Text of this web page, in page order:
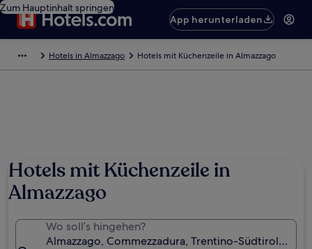
Zum Hauptinhalt springen
App herunterladen
Hotels in Almazzago Hotels mit Küchenzeile in Almazzago
Hotels mit Küchenzeile in
Almazzago
Wo soll’s hingehen?
Almazzago, Commezzadura, Trentino-Südtirol,